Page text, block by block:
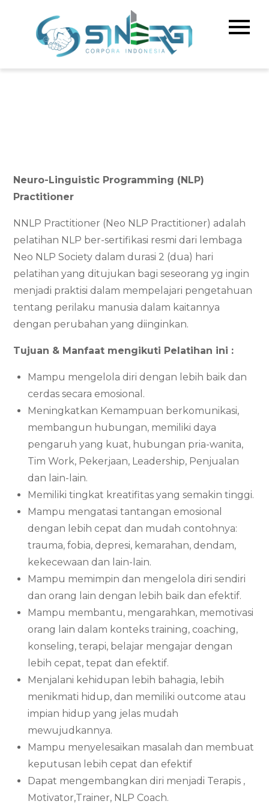
content
Neuro-Linguistic Programming (NLP)
Practitioner
NNLP Practitioner (Neo NLP Practitioner) adalah
pelatihan NLP ber-sertifikasi resmi dari lembaga
Neo NLP Society dalam durasi 2 (dua) hari
pelatihan yang ditujukan bagi seseorang yg ingin
menjadi praktisi dalam mempelajari pengetahuan
tentang perilaku manusia dalam kaitannya
dengan perubahan yang diinginkan.
Tujuan & Manfaat mengikuti Pelatihan ini :
Mampu mengelola diri dengan lebih baik dan
cerdas secara emosional.
Meningkatkan Kemampuan berkomunikasi,
membangun hubungan, memiliki daya
pengaruh yang kuat, hubungan pria-wanita,
Tim Work, Pekerjaan, Leadership, Penjualan
dan lain-lain.
Memiliki tingkat kreatifitas yang semakin tinggi.
Mampu mengatasi tantangan emosional
dengan lebih cepat dan mudah contohnya:
trauma, fobia, depresi, kemarahan, dendam,
kekecewaan dan lain-lain.
Mampu memimpin dan mengelola diri sendiri
dan orang lain dengan lebih baik dan efektif.
Mampu membantu, mengarahkan, memotivasi
orang lain dalam konteks training, coaching,
konseling, terapi, belajar mengajar dengan
lebih cepat, tepat dan efektif.
Menjalani kehidupan lebih bahagia, lebih
menikmati hidup, dan memiliki outcome atau
impian hidup yang jelas mudah
mewujudkannya.
Mampu menyelesaikan masalah dan membuat
keputusan lebih cepat dan efektif
Dapat mengembangkan diri menjadi Terapis ,
Motivator,Trainer, NLP Coach.